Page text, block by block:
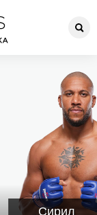
Сирил